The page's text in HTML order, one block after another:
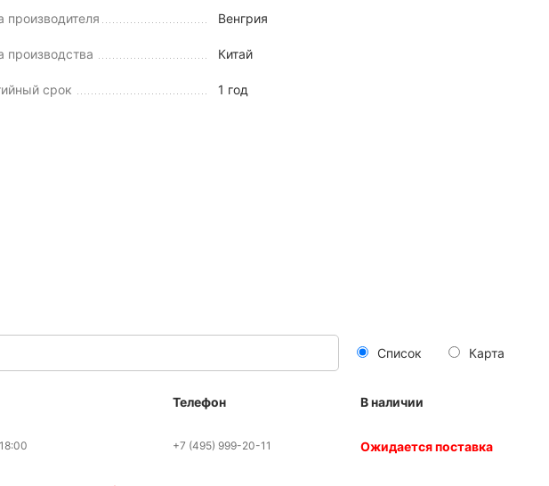
производителя Венгрия
производства Китай
срок 1 год
Список Карта
Телефон В наличии
+7 (495) 999-20-11 Ожидается поставка